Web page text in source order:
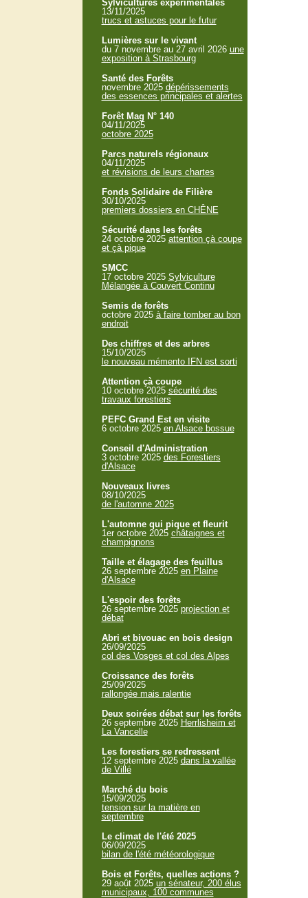
Sylvicultures expérimentales
13/11/2025
trucs et astuces pour le futur
Lumières sur le vivant
du 7 novembre au 27 avril 2026 une
exposition à Strasbourg
Santé des Forêts
novembre 2025 dépérissements
des essences principales et alertes
Forêt Mag N° 140
04/11/2025
octobre 2025
Parcs naturels régionaux
04/11/2025
et révisions de leurs chartes
Fonds Solidaire de Filière
30/10/2025
premiers dossiers en CHÊNE
Sécurité dans les forêts
24 octobre 2025 attention çà coupe
et çà pique
SMCC
17 octobre 2025 Sylviculture
Mélangée à Couvert Continu
Semis de forêts
octobre 2025 à faire tomber au bon
endroit
Des chiffres et des arbres
15/10/2025
le nouveau mémento IFN est sorti
Attention çà coupe
10 octobre 2025 sécurité des
travaux forestiers
PEFC Grand Est en visite
6 octobre 2025 en Alsace bossue
Conseil d'Administration
3 octobre 2025 des Forestiers
d'Alsace
Nouveaux livres
08/10/2025
de l'automne 2025
L'automne qui pique et fleurit
1er octobre 2025 châtaignes et
champignons
Taille et élagage des feuillus
26 septembre 2025 en Plaine
d'Alsace
L'espoir des forêts
26 septembre 2025 projection et
débat
Abri et bivouac en bois design
26/09/2025
col des Vosges et col des Alpes
Croissance des forêts
25/09/2025
rallongée mais ralentie
Deux soirées débat sur les forêts
26 septembre 2025 Herrlisheim et
La Vancelle
Les forestiers se redressent
12 septembre 2025 dans la vallée
de Villé
Marché du bois
15/09/2025
tension sur la matière en
septembre
Le climat de l'été 2025
06/09/2025
bilan de l'été météorologique
Bois et Forêts, quelles actions ?
29 août 2025 un sénateur, 200 élus
municipaux, 100 communes